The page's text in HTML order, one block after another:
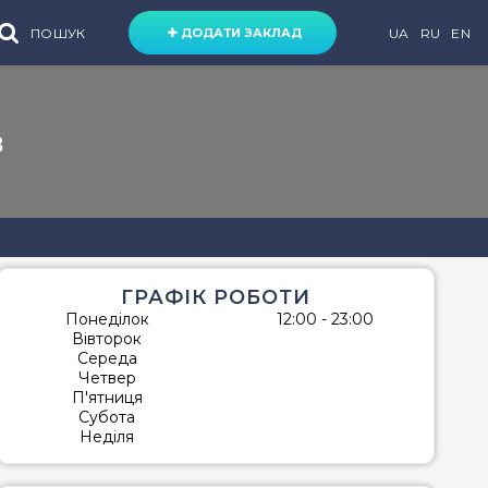
зал
тварини
/ озеро
підйомник
Більярд
Віртуальна
реальність
Верхова їзда
Караоке
Мотузковий
парк
Пейнтбол
ПОШУК ДОДАТИ ЗАКЛАД UA RU EN
ГРАФІК РОБОТИ
Понеділок
Вівторок
Середа
Четвер
П'ятниця
Субота
Неділя
12:00 - 23:00